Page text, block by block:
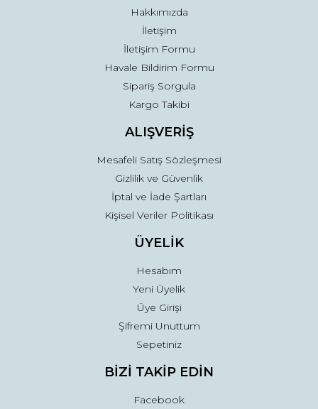
Gönder
Hakkımızda
İletişim
İletişim Formu
Havale Bildirim Formu
Sipariş Sorgula
Kargo Takibi
ALIŞVERİŞ
Mesafeli Satış Sözleşmesi
Gizlilik ve Güvenlik
İptal ve İade Şartları
Kişisel Veriler Politikası
ÜYELİK
Hesabım
Yeni Üyelik
Üye Girişi
Şifremi Unuttum
Sepetiniz
BİZİ TAKİP EDİN
Facebook